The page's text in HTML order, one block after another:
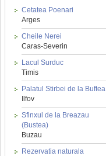
Cetatea Poenari
Arges
Cheile Nerei
Caras-Severin
Lacul Surduc
Timis
Palatul Stirbei de la Buftea
Ilfov
Sfinxul de la Breazau
(Bustea)
Buzau
Rezervatia naturala